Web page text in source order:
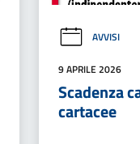
AVVISI
9 APRILE 2026
Scadenza
cartacee